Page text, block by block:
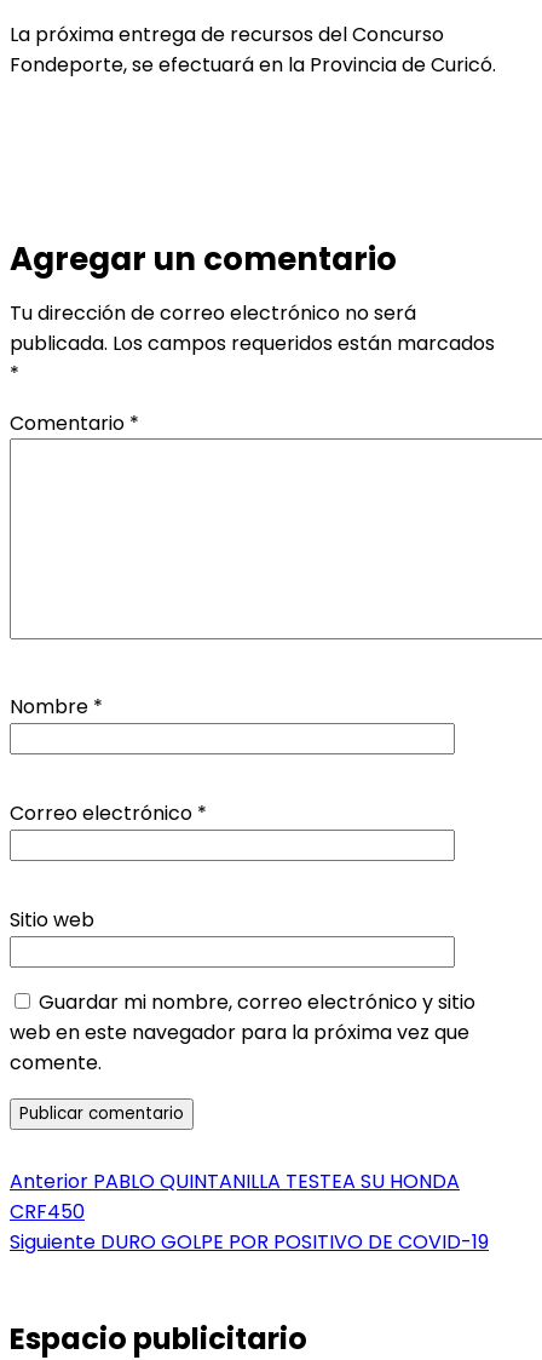
La próxima entrega de recursos del Concurso
Fondeporte, se efectuará en la Provincia de Curicó.
Agregar un comentario
Tu dirección de correo electrónico no será
publicada. Los campos requeridos están marcados
*
Comentario *
Nombre *
Correo electrónico *
Sitio web
Guardar mi nombre, correo electrónico y sitio
web en este navegador para la próxima vez que
comente.
Navegación
de
Anterior Entrada
PABLO QUINTANILLA TESTEA SU HONDA
CRF450
Siguiente Entrada
DURO GOLPE POR POSITIVO DE COVID-19
Espacio publicitario